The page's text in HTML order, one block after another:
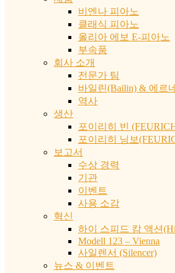
비엔나 피아노
클래식 피아노
올리아 에보 E-피아노
부속품
회사 소개
전문가 팀
바일린(Bailin) & 에르
역사
생산
포이리히 빈
포이리히 닝보
보고서
수상 경력
기관
이벤트
사용 소감
혁신
하이 스피드 캄 액션
Modell 123 – Vienna
사일렌서 (Silencer)
뉴스 & 이벤트